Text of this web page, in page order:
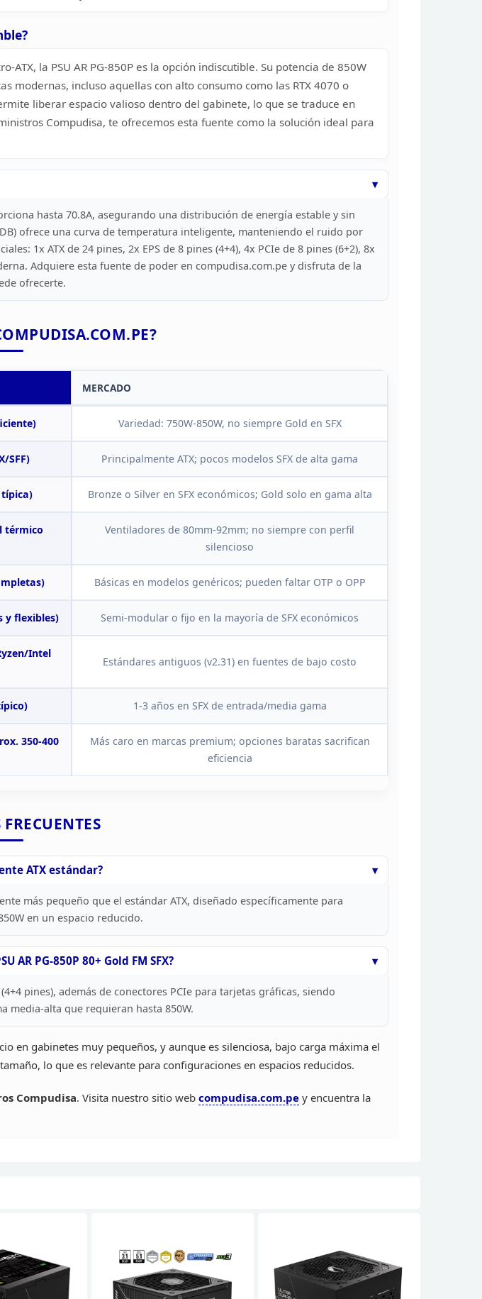
ATX, la PSU AR PG-850P es la opción indiscutible. Su potencia de 850W
modernas, incluso aquellas con alto consumo como las RTX 4070 o
liberar espacio valioso dentro del gabinete, lo que se traduce en
Compudisa, te ofrecemos esta fuente como la solución ideal para
hasta 70.8A, asegurando una distribución de energía estable y sin
ofrece una curva de temperatura inteligente, manteniendo el ruido por
1x ATX de 24 pines, 2x EPS de 8 pines (4+4), 4x PCIe de 8 pines (6+2), 8x
Adquiere esta fuente de poder en compudisa.com.pe y disfruta de la
ofrecerte.
MERCADO
Variedad: 750W-850W, no siempre Gold en SFX
SFF) Principalmente ATX; pocos modelos SFX de alta gama
típica) Bronze o Silver en SFXeconómicos; Gold solo en gama alta
térmico
Ventiladores de 80mm-92mm; no siempre con perfil
silencioso
Básicas en modelos genéricos; pueden faltar OTP o OPP
y flexibles) Semi-modular o fijo en la mayoría de SFX económicos
Intel
Estándares antiguos (v2.31) en fuentes de bajo costo
1-3 años en SFX de entrada/media gama
350-400
Más caro en marcas premium; opciones baratas sacrifican
eficiencia
FRECUENTES
ATX estándar?
más pequeño que el estándar ATX, diseñado específicamente para
en un espacio reducido.
AR PG-850P 80+ Gold FM SFX?
pines), además de conectores PCIe para tarjetas gráficas, siendo
media-alta que requieran hasta 850W.
en gabinetes muy pequeños, y aunque es silenciosa, bajo carga máxima el
lo que es relevante para configuraciones en espacios reducidos.
Compudisa. Visita nuestro sitio web compudisa.com.pe y encuentra la